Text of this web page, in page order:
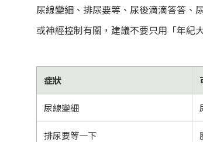
尿線變細、排尿要等、尿後滴滴答答、
或神經控制有關，建議不要只用「年紀
症狀
尿線變細
排尿要等一下